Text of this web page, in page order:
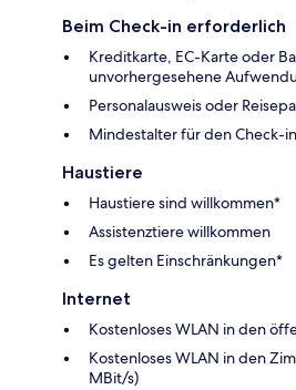
Beim Check-in erforderlich
Kreditkarte, EC-Karte oder
unvorhergesehene
Personalausweis oder
Mindestalter für den Check-
Haustiere
Haustiere sind willkommen*
Assistenztiere willkommen
Es gelten Einschränkungen*
Internet
Kostenloses WLAN in den
Kostenloses WLAN in den
MBit/s)